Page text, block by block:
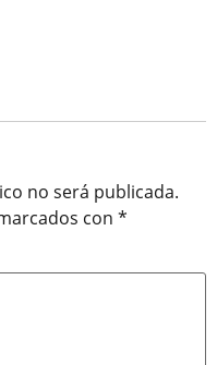
no será publicada.
con *